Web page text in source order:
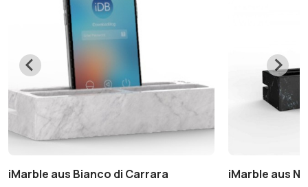
iMarble aus Bianco di Carrara iMarble aus